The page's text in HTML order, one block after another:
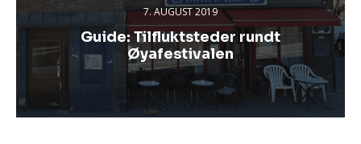
7. AUGUST 2019
Guide: Tilfluktsteder rundt
Øyafestivalen